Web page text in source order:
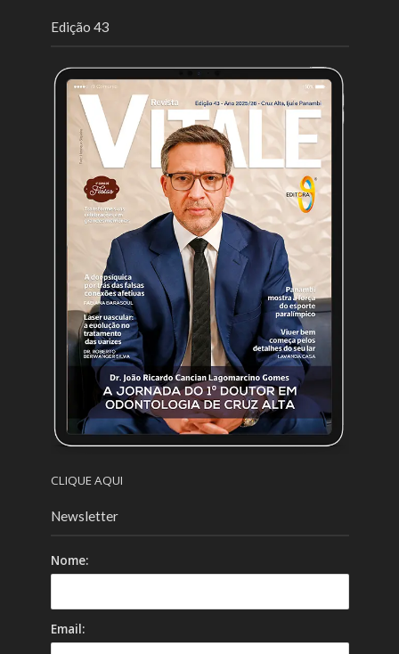
Edição 43
CLIQUE AQUI
Newsletter
Nome:
Email: